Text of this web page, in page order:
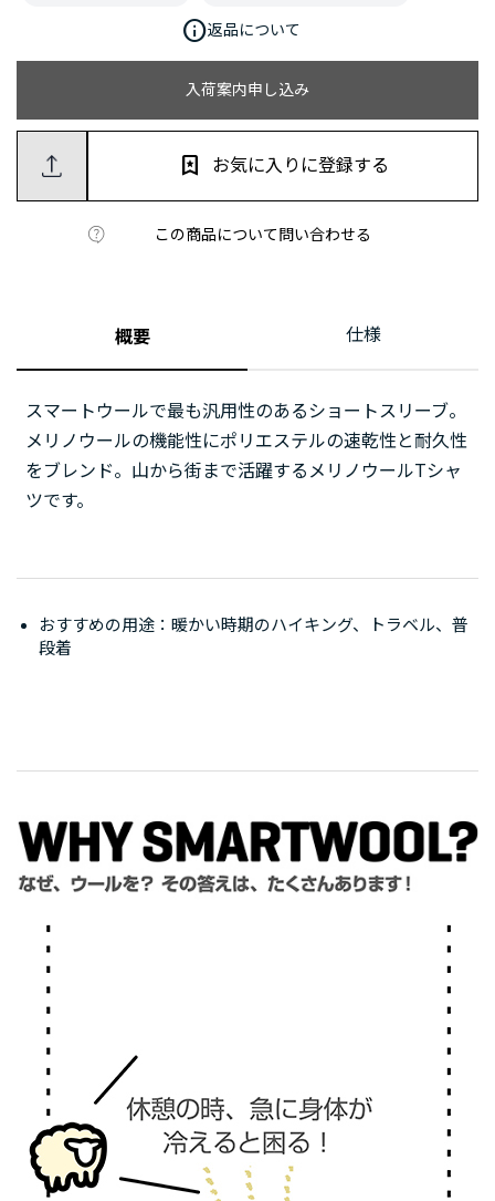
入荷案内申し込み
この商品について問い合わせる
お気に入りに登録する
info返品について
概要 仕様
スマートウールで最も汎用性のあるショートスリーブ。
メリノウールの機能性にポリエステルの速乾性と耐久性
をブレンド。山から街まで活躍するメリノウールTシャ
ツです。
おすすめの用途：暖かい時期のハイキング、トラベル、普
段着